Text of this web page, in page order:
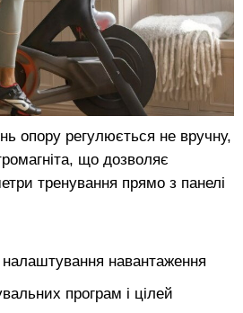
опору регулюється не вручну,
що дозволяє
тренування прямо з панелі
налаштування навантаження
програм і цілей